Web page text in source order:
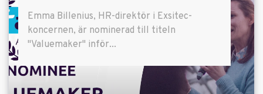
Emma Billenius, HR-direktör i Exsitec-
koncernen, är nominerad till titeln
"Valuemaker" inför...